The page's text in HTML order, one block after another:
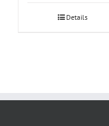
Details